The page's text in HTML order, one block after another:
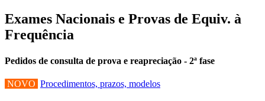
Exames Nacionais e Provas de Equiv. à
Frequência
Pedidos de consulta de prova e reapreciação - 2ª fase
NOVO Procedimentos, prazos, modelos